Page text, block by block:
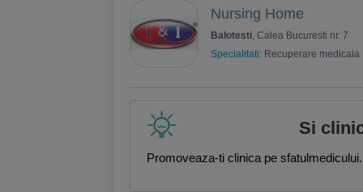
Nursing Home
Balotesti, Calea Bucuresti nr. 7
Specialitati: Recuperare medicala
Si
Promoveaza-ti clinica pe